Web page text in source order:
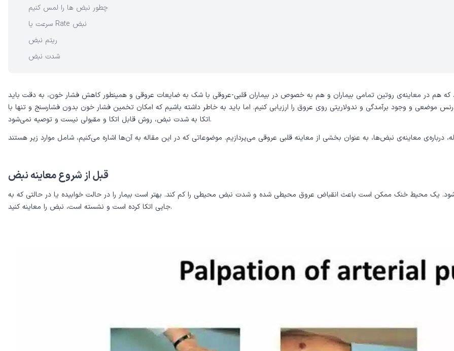
چطور نبض ها را لمس کنیم
سرعت یا Rate نبض
ریتم نبض
شدت نبض
هم در معاینه‌ی روتین تمامی بیماران و هم به خصوص در بیماران قلبی-عروقی با شک به ضایعات عروقی و همینطور کاهش فشار خون، به دقت باید
موضعی و وجود برآمدگی و ندولاریتی روی عروق را ارزیابی کنیم. اما باید به خاطر داشته باشیم که امکان تخمین فشار خون بدون فشارسنج و تنها با
اتکا به شدت نبض، روش قابل اتکا و مقبولی نیست و توصیه نمی‌شود.
قبل از شروع معاینه نبض
شود. یک محیط خنک ممکن است باعث انقباض عروق محیطی شده و شدت نبض محیطی را کم کند. بهتر است بیمار را در حالت خوابیده یا در حالتی که به
جایی اتکا کرده است و نشسته است، نبض را معاینه کنید.